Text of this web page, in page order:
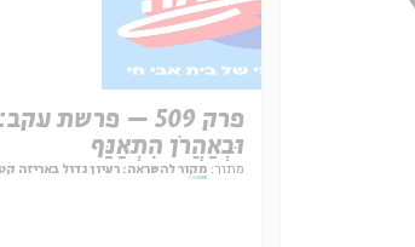
פרק 509 – פרשת עקב:
וּבְאַהֲרֹן הִתְאַנַּף
מתוך: מקור להשראה: רעיון גדול באריזה